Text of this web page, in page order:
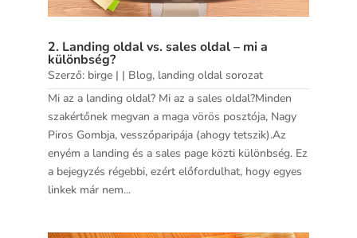
2. Landing oldal vs. sales oldal – mi a
különbség?
Szerző: birge| | Blog, landing oldal sorozat
Mi az a landing oldal? Mi az a sales oldal?Minden
szakértőnek megvan a maga vörös posztója, Nagy
Piros Gombja, vesszőparipája (ahogy tetszik).Az
enyém a landing és a sales page közti különbség. Ez
a bejegyzés régebbi, ezért előfordulhat, hogy egyes
linkek már nem...